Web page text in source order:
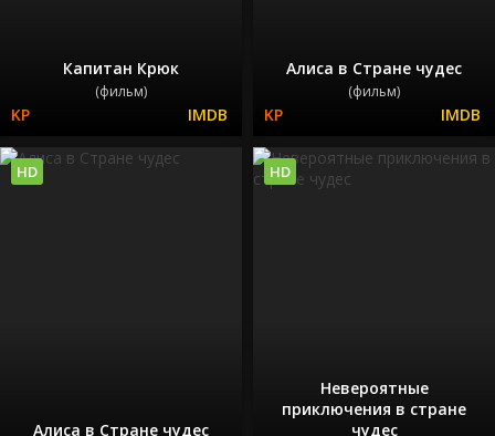
Капитан Крюк
(фильм)
Алиса в Стране чудес
(фильм)
Алиса в Стране чудес
HD
Невероятные
приключения в стране
чудес
HD